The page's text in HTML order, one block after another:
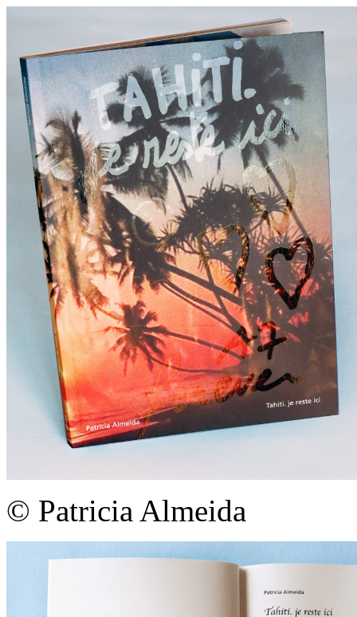
© Patricia Almeida